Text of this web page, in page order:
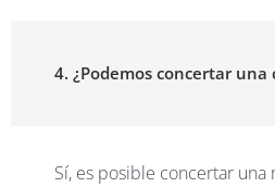
4. ¿Podemos concertar una
Sí, es posible concertar una